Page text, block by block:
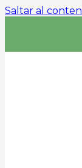
Saltar al